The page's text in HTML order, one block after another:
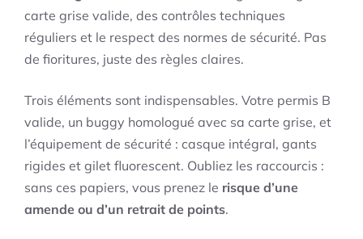
carte grise valide, des contrôles techniques
réguliers et le respect des normes de sécurité. Pas
de fioritures, juste des règles claires.
Trois éléments sont indispensables. Votre permis B
valide, un buggy homologué avec sa carte grise, et
l’équipement de sécurité : casque intégral, gants
rigides et gilet fluorescent. Oubliez les raccourcis :
sans ces papiers, vous prenez le risque d’une
amende ou d’un retrait de points.